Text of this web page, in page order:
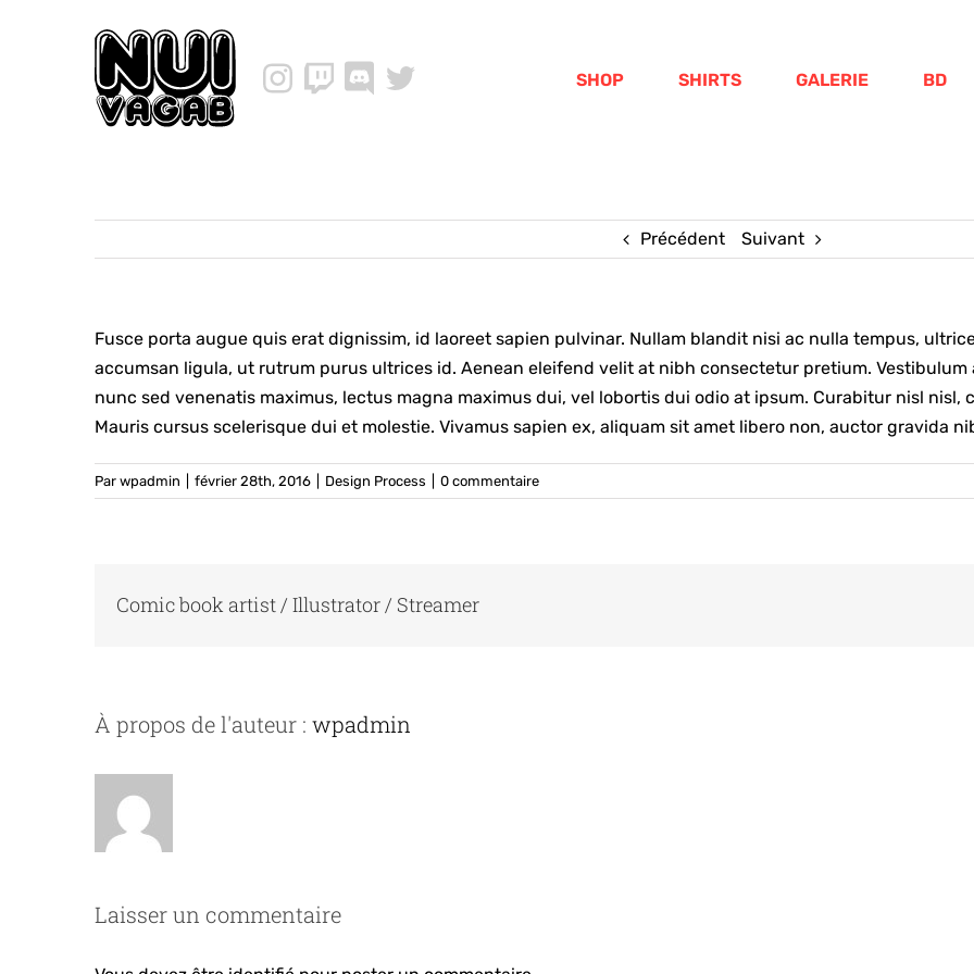
SHOP SHIRTS GALERIE BD
Précédent Suivant
Fusce porta augue quis erat dignissim, id laoreet sapien pulvinar. Nullam blandit nisi ac nulla tempus,
accumsan ligula, ut rutrum purus ultrices id. Aenean eleifend velit at nibh consectetur pretium.
nunc sed venenatis maximus, lectus magna maximus dui, vel lobortis dui odio at ipsum. Curabitur nisl nisl,
Mauris cursus scelerisque dui et molestie. Vivamus sapien ex, aliquam sit amet libero non, auctor gravida
Par wpadmin février 28th, 2016 Design Process 0 commentaire
Comic book artist / Illustrator / Streamer
À propos de l'auteur : wpadmin
Laisser un commentaire